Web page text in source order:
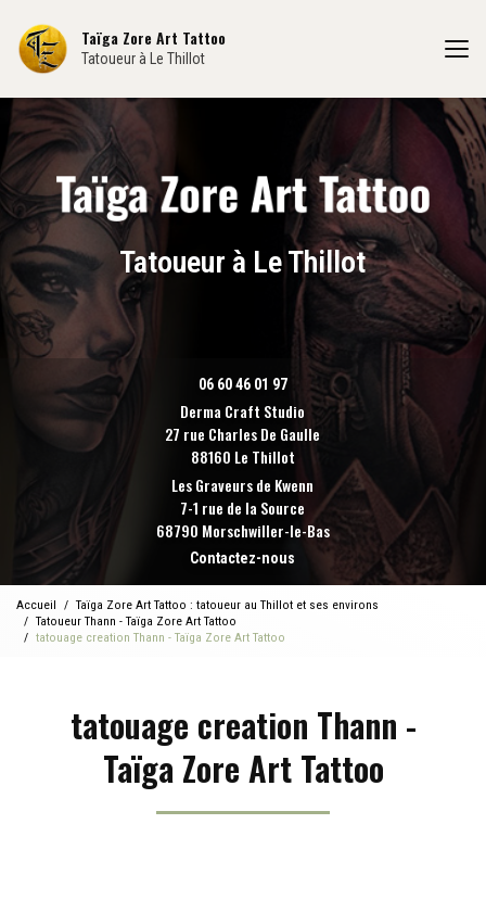
contenu
principal
Taïga Zore Art Tattoo
Tatoueur à Le Thillot
Tatoueur à Le Thillot
06 60 46 01 97
Derma Craft Studio
27 rue Charles De Gaulle
88160 Le Thillot
Les Graveurs de Kwenn
7-1 rue de la Source
68790 Morschwiller-le-Bas
Contactez-nous
Accueil
Taïga Zore Art Tattoo : tatoueur au Thillot et ses environs
Tatoueur Thann - Taïga Zore Art Tattoo
tatouage creation Thann - Taïga Zore Art Tattoo
tatouage creation Thann -
Taïga Zore Art Tattoo